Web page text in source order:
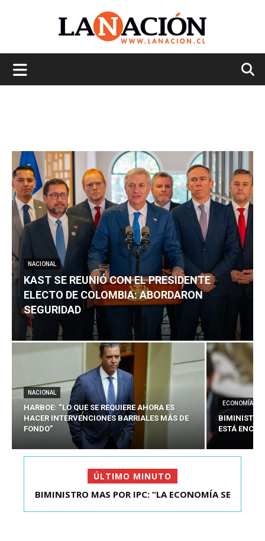
NACIONAL
KAST SE REUNIÓ CON EL PRESIDENTE
ELECTO DE COLOMBIA: ABORDARON
SEGURIDAD
NACIONAL
HARBOE: “LO QUE SE REQUIERE AHORA ES
HACER INTERVENCIONES BARRIALES MÁS DE
FONDO”
ECONOMÍA
BIMINISTRO
ESTÁ
ÚLTIMO MINUTO
KAST SE REUNIÓ CON EL PRESIDENTE ELECTO DE
BIMINISTRO MAS POR IPC: “LA ECONOMÍA SE